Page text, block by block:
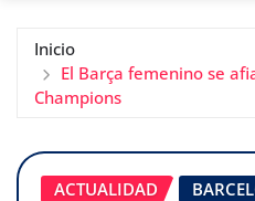
Inicio
El Barça femenino se
Champions
ACTUALIDAD